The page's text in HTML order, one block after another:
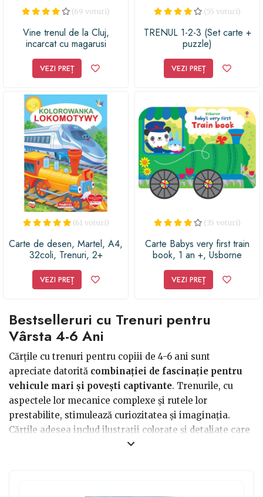
(69 voturi)
Vine trenul de la Cluj,
incarcat cu magarusi
VEZI PREȚ
(55 voturi)
TRENUL 1-2-3 (Set carte +
puzzle)
VEZI PREȚ
(61 voturi)
Carte de desen, Martel, A4,
32coli, Trenuri, 2+
VEZI PREȚ
(35 voturi)
Carte Babys very first train
book, 1 an +, Usborne
VEZI PREȚ
Bestselleruri cu Trenuri pentru
Vârsta 4-6 Ani
Cărțile cu trenuri pentru copiii de 4-6 ani sunt
apreciate datorită combinației de fascinație pentru
vehicule mari și povești captivante. Trenurile, cu
aspectele lor mecanice complexe și rutele lor
prestabilite, stimulează curiozitatea și imaginația.
Cărțile adesea includ ilustrații colorate și detaliate care
atrag atenția copiilor și îi ajută să-și dezvolte abilitățile